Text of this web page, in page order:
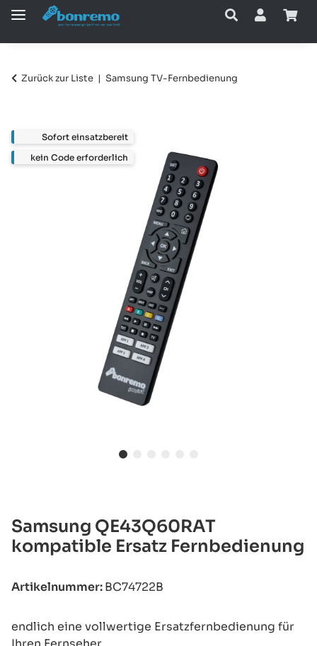
Zurück zur Liste Samsung TV-Fernbedienung
Samsung QE43Q60RAT
kompatible Ersatz Fernbedienung
Artikelnummer:BC74722B
endlich eine vollwertige Ersatzfernbedienung für